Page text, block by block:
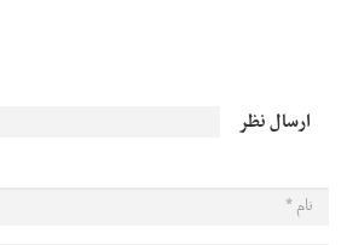
ارسال نظر